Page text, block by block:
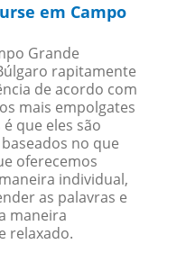
em Campo
Grande
rapitamente
de acordo com
mais empolgates
que eles são
no que
oferecemos
individual,
as palavras e
maneira
relaxado.